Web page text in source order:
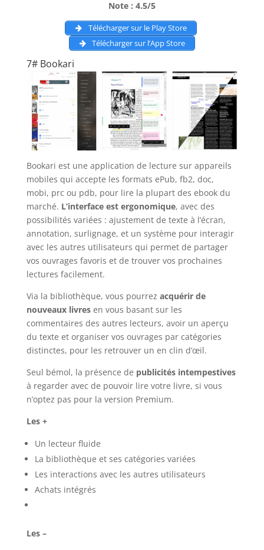
Note : 4.5/5
Télécharger sur le Play Store
Télécharger sur l’App Store
7# Bookari
Bookari est une application de lecture sur appareils
mobiles qui accepte les formats ePub, fb2, doc,
mobi, prc ou pdb, pour lire la plupart des ebook du
marché. L’interface est ergonomique, avec des
possibilités variées : ajustement de texte à l’écran,
annotation, surlignage, et un système pour interagir
avec les autres utilisateurs qui permet de partager
vos ouvrages favoris et de trouver vos prochaines
lectures facilement.
Via la bibliothèque, vous pourrez acquérir de
nouveaux livresen vous basant sur les
commentaires des autres lecteurs, avoir un aperçu
du texte et organiser vos ouvrages par catégories
distinctes, pour les retrouver un en clin d’œil.
Seul bémol, la présence de publicités intempestives
à regarder avec de pouvoir lire votre livre, si vous
n’optez pas pour la version Premium.
Les +
Un lecteur fluide
La bibliothèque et ses catégories variées
Les interactions avec les autres utilisateurs
Achats intégrés
Les –